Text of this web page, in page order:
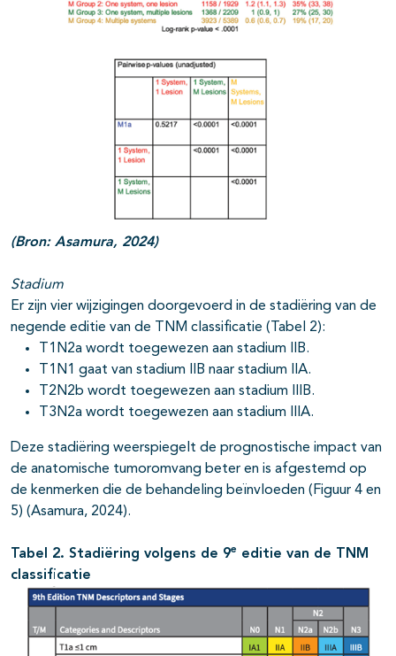
(Bron: Asamura, 2024)
Stadium
Er zijn vier wijzigingen doorgevoerd in de stadiëring van de
negende editie van de TNM classificatie (Tabel 2):
T1N2a wordt toegewezen aan stadium IIB.
T1N1 gaat van stadium IIB naar stadium IIA.
T2N2b wordt toegewezen aan stadium IIIB.
T3N2a wordt toegewezen aan stadium IIIA.
Deze stadiëring weerspiegelt de prognostische impact van
de anatomische tumoromvang beter en is afgestemd op
de kenmerken die de behandeling beïnvloeden (Figuur 4 en
5) (Asamura, 2024).
Tabel 2. Stadiëring volgens de 9e editie van de TNM
classificatie